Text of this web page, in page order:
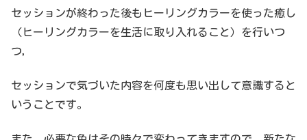
セッションが終わった後もヒーリングカラーを使った癒し
（ヒーリングカラーを生活に取り入れること）を行いつ
つ，
セッションで気づいた内容を何度も思い出して意識すると
いうことです。